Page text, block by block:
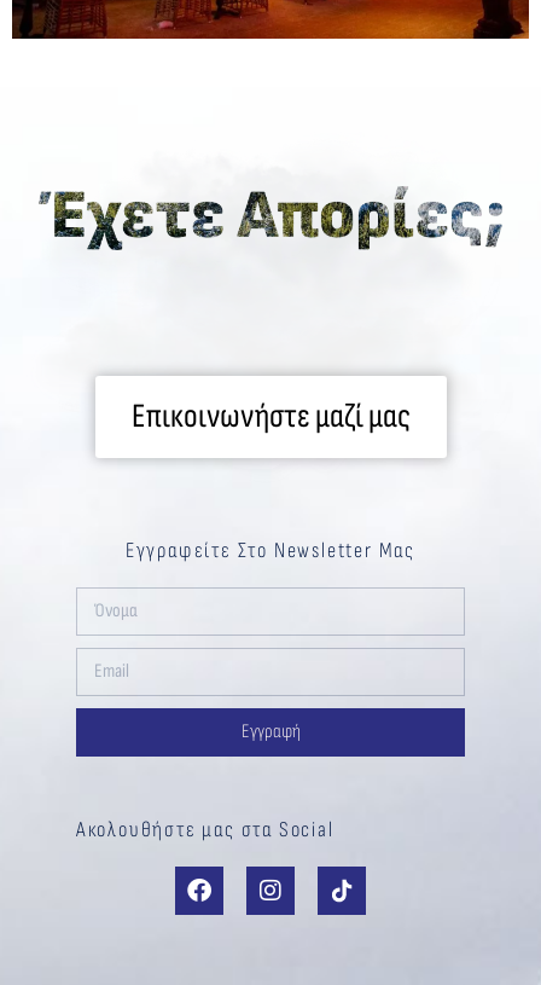
Επικοινωνήστε μαζί μας
Εγγραφείτε Στο Newsletter Μας
Εγγραφή
Ακολουθήστε μας στα Social